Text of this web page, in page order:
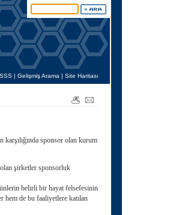
SSS | Gelişmiş Arama | Site Haritası
sponsor olan kurum
şirketler sponsorluk
belirli bir hayat felsefesinin
hem de bu faaliyetlere katılan